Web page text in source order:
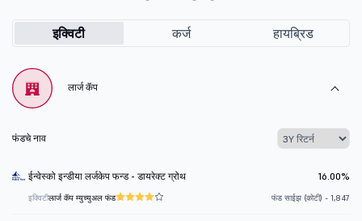
इक्विटी कर्ज हायब्रिड
लार्ज कॅप
फंडचे नाव
ईन्वेस्को इन्डीया लर्जकेप फन्ड - डायरेक्ट ग्रोथ 16.00%
इक्विटीलार्ज कॅप म्युच्युअल फंड फंड साईझ (कोटी) - 1,847